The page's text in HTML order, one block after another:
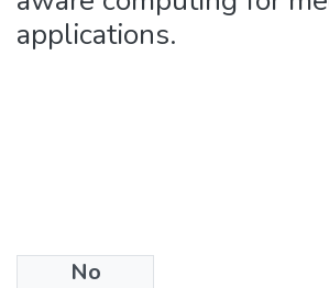
applications.
No